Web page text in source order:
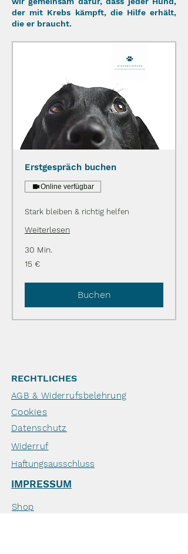
der mit Krebs kämpft, die Hilfe erhält,
die er braucht.
Erstgespräch buchen
Online verfügbar
Stark bleiben & richtig helfen
Weiterlesen
30 Min.
Euro
15 €
Buchen
RECHTLICHES
AGB & Widerrufsbelehrung
Cookies
Datenschutz
Widerruf
Haftungsausschluss
IMPRESSUM
Shop